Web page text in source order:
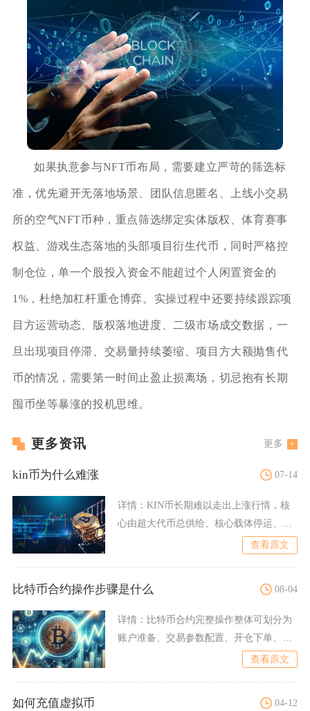
如果执意参与NFT币布局，需要建立严苛的筛选标
准，优先避开无落地场景、团队信息匿名、上线小交易
所的空气NFT币种，重点筛选绑定实体版权、体育赛事
权益、游戏生态落地的头部项目衍生代币，同时严格控
制仓位，单一个股投入资金不能超过个人闲置资金的
1%，杜绝加杠杆重仓博弈。实操过程中还要持续跟踪项
目方运营动态、版权落地进度、二级市场成交数据，一
旦出现项目停滞、交易量持续萎缩、项目方大额抛售代
币的情况，需要第一时间止盈止损离场，切忌抱有长期
囤币坐等暴涨的投机思维。
更多资讯 更多
kin币为什么难涨 07-14
详情： KIN币长期难以走出上涨行情，核
心由超大代币总供给、核心载体停运、生
查看原文
比特币合约操作步骤是什么 08-04
详情： 比特币合约完整操作整体可划分为
账户准备、交易参数配置、开仓下单、持
查看原文
如何充值虚拟币 04-12